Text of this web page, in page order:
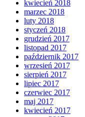
kwiecień 2018
marzec 2018
luty 2018
styczeń 2018
grudzień 2017
listopad 2017
październik 2017
wrzesień 2017
sierpień 2017
lipiec 2017
czerwiec 2017
maj 2017
kwiecień 2017